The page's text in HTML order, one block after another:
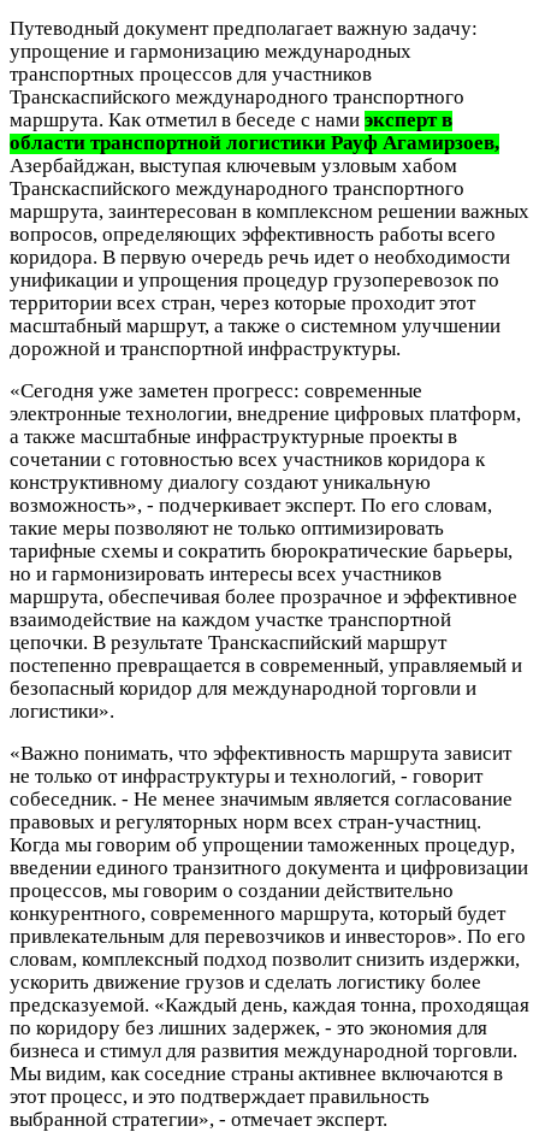
Путеводный документ предполагает важную задачу:
упрощение и гармонизацию международных
транспортных процессов для участников
Транскаспийского международного транспортного
маршрута. Как отметил в беседе с нами эксперт в
области транспортной логистики Рауф Агамирзоев,
Азербайджан, выступая ключевым узловым хабом
Транскаспийского международного транспортного
маршрута, заинтересован в комплексном решении важных
вопросов, определяющих эффективность работы всего
коридора. В первую очередь речь идет о необходимости
унификации и упрощения процедур грузоперевозок по
территории всех стран, через которые проходит этот
масштабный маршрут, а также о системном улучшении
дорожной и транспортной инфраструктуры.
«Сегодня уже заметен прогресс: современные
электронные технологии, внедрение цифровых платформ,
а также масштабные инфраструктурные проекты в
сочетании с готовностью всех участников коридора к
конструктивному диалогу создают уникальную
возможность», - подчеркивает эксперт. По его словам,
такие меры позволяют не только оптимизировать
тарифные схемы и сократить бюрократические барьеры,
но и гармонизировать интересы всех участников
маршрута, обеспечивая более прозрачное и эффективное
взаимодействие на каждом участке транспортной
цепочки. В результате Транскаспийский маршрут
постепенно превращается в современный, управляемый и
безопасный коридор для международной торговли и
логистики».
«Важно понимать, что эффективность маршрута зависит
не только от инфраструктуры и технологий, - говорит
собеседник. - Не менее значимым является согласование
правовых и регуляторных норм всех стран-участниц.
Когда мы говорим об упрощении таможенных процедур,
введении единого транзитного документа и цифровизации
процессов, мы говорим о создании действительно
конкурентного, современного маршрута, который будет
привлекательным для перевозчиков и инвесторов». По его
словам, комплексный подход позволит снизить издержки,
ускорить движение грузов и сделать логистику более
предсказуемой. «Каждый день, каждая тонна, проходящая
по коридору без лишних задержек, - это экономия для
бизнеса и стимул для развития международной торговли.
Мы видим, как соседние страны активнее включаются в
этот процесс, и это подтверждает правильность
выбранной стратегии», - отмечает эксперт.